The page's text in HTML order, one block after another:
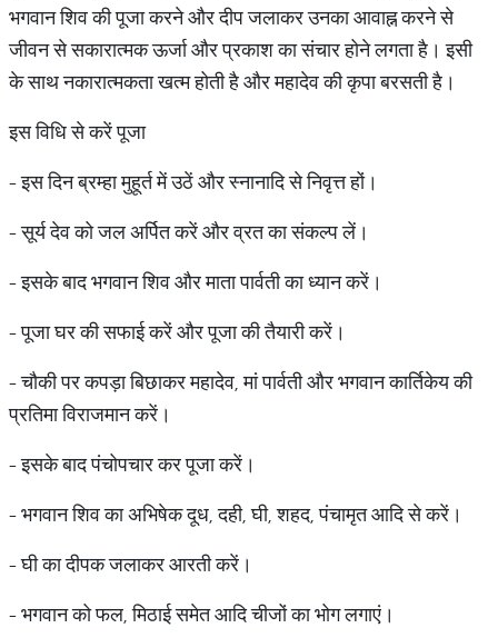
भगवान शिव की पूजा करने और दीप जलाकर उनका आवाह्न करने से
जीवन से सकारात्मक ऊर्जा और प्रकाश का संचार होने लगता है। इसी
के साथ नकारात्मकता खत्म होती है और महादेव की कृपा बरसती है।
इस विधि से करें पूजा
- इस दिन ब्रम्हा मुहूर्त में उठें और स्नानादि से निवृत्त हों।
- सूर्य देव को जल अर्पित करें और व्रत का संकल्प लें।
- इसके बाद भगवान शिव और माता पार्वती का ध्यान करें।
- पूजा घर की सफाई करें और पूजा की तैयारी करें।
- चौकी पर कपड़ा बिछाकर महादेव, मां पार्वती और भगवान कार्तिकेय की
प्रतिमा विराजमान करें।
- इसके बाद पंचोपचार कर पूजा करें।
- भगवान शिव का अभिषेक दूध, दही, घी, शहद, पंचामृत आदि से करें।
- घी का दीपक जलाकर आरती करें।
- भगवान को फल, मिठाई समेत आदि चीजों का भोग लगाएं।